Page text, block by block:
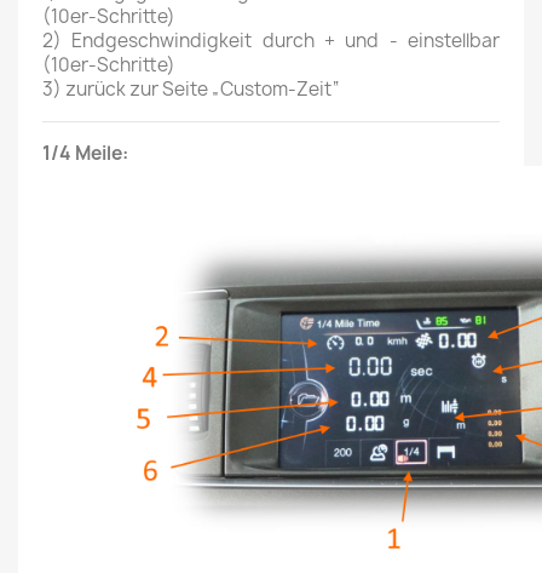
(10er-Schritte)
2) Endgeschwindigkeit durch + und - einstellbar
(10er-Schritte)
3) zurück zur Seite „Custom-Zeit“
1/4 Meile: